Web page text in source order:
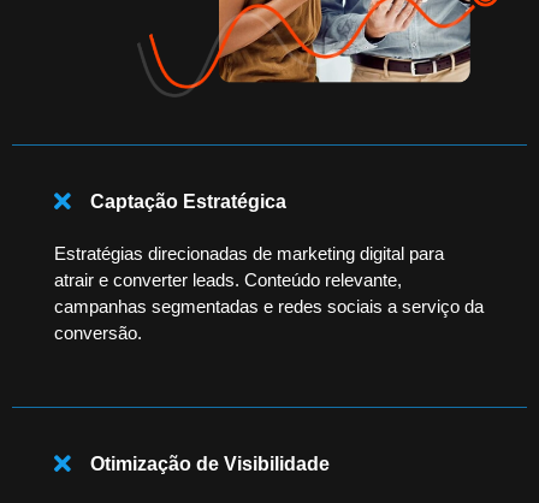
Captação Estratégica
Estratégias direcionadas de marketing digital para
atrair e converter leads. Conteúdo relevante,
campanhas segmentadas e redes sociais a serviço da
conversão.
Otimização de Visibilidade